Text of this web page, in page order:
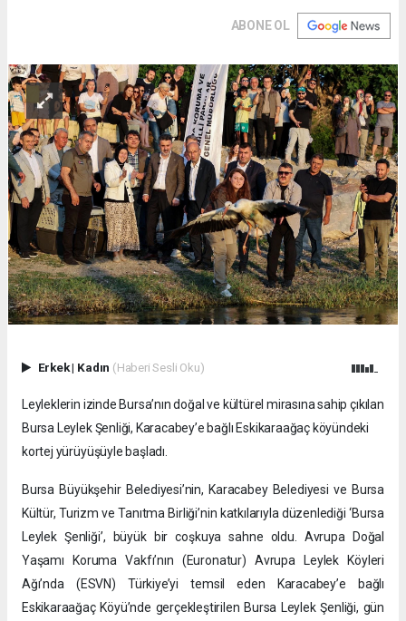
ABONE OL
Erkek| Kadın (Haberi Sesli Oku)
Leyleklerin izinde Bursa’nın doğal ve kültürel mirasına sahip çıkılan
Bursa Leylek Şenliği, Karacabey’e bağlı Eskikaraağaç köyündeki
kortej yürüyüşüyle başladı.
Bursa Büyükşehir Belediyesi’nin, Karacabey Belediyesi ve Bursa
Kültür, Turizm ve Tanıtma Birliği’nin katkılarıyla düzenlediği ‘Bursa
Leylek Şenliği’, büyük bir coşkuya sahne oldu. Avrupa Doğal
Yaşamı Koruma Vakfı’nın (Euronatur) Avrupa Leylek Köyleri
Ağı’nda (ESVN) Türkiye’yi temsil eden Karacabey’e bağlı
Eskikaraağaç Köyü’nde gerçekleştirilen Bursa Leylek Şenliği, gün